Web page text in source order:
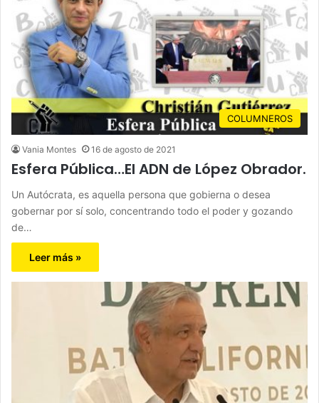
COLUMNEROS
Vania Montes 16 de agosto de 2021
Esfera Pública…El ADN de López Obrador.
Un Autócrata, es aquella persona que gobierna o desea
gobernar por sí solo, concentrando todo el poder y gozando
de…
Leer más »